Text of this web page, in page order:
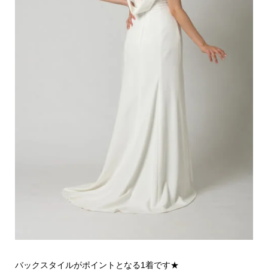
バックスタイルがポイントとなる1着です★